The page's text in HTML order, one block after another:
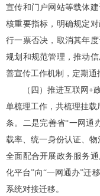
宣传和门户网站等载体
核重要指标，明确规定
行一票否决，取消其年
规划和规范管理，推动
善宣传工作机制，定期通
（四）推进互联网 +
单梳理工作，共梳理挂
条。二是完善省“一网通
载率、统一身份认证、
全面配合开展政务服务
化平台”向“一网通办”迁
系统对接迁移。